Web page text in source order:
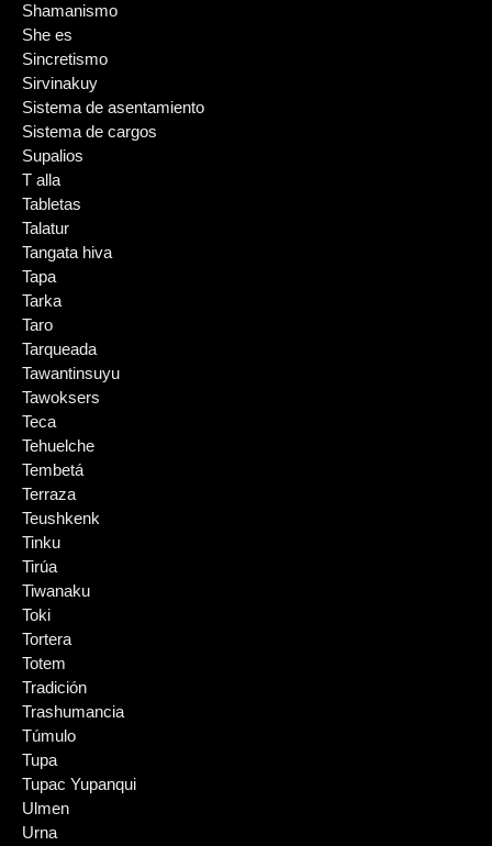
Shamanismo
She es
Sincretismo
Sirvinakuy
Sistema de asentamiento
Sistema de cargos
Supalios
T alla
Tabletas
Talatur
Tangata hiva
Tapa
Tarka
Taro
Tarqueada
Tawantinsuyu
Tawoksers
Teca
Tehuelche
Tembetá
Terraza
Teushkenk
Tinku
Tirúa
Tiwanaku
Toki
Tortera
Totem
Tradición
Trashumancia
Túmulo
Tupa
Tupac Yupanqui
Ulmen
Urna